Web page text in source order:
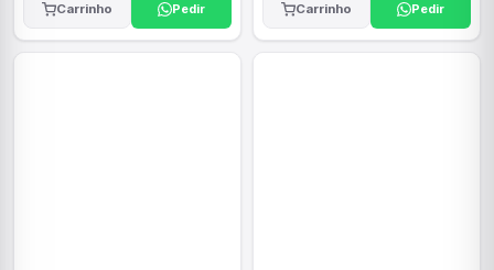
Carrinho Pedir Carrinho Pedir